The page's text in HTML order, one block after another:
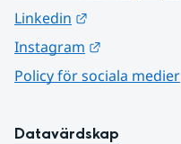
Linkedin
Instagram
Policy för sociala medier
Datavärdskap